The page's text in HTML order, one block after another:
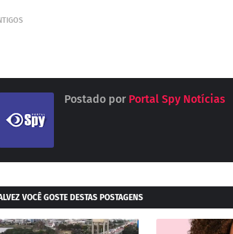
Postado por Portal Spy Notícias
VOCÊ GOSTE DESTAS POSTAGENS